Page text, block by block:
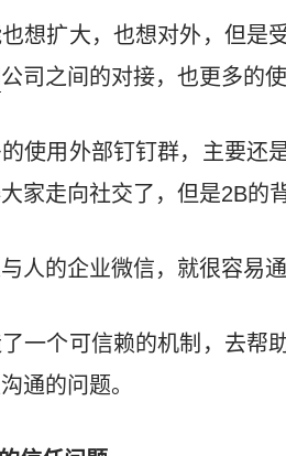
想扩大，也想对外，但是
公司之间的对接，也更多的
使用外部钉钉群，主要还
家走向社交了，但是2B的
人的企业微信，就很容易通
一个可信赖的机制，去帮
通的问题。